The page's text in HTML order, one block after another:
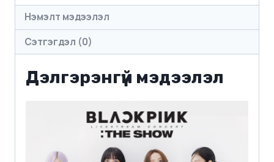
Нэмэлт мэдээлэл
Сэтгэгдэл (0)
Дэлгэрэнгүй мэдээлэл